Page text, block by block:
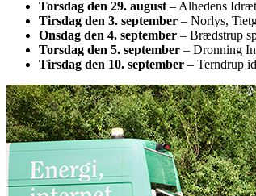
Torsdag den 29. august – Alhedens
Tirsdag den 3. september – Norlys,
Onsdag den 4. september – Brædstrup
Torsdag den 5. september – Dronning
Tirsdag den 10. september – Terndrup